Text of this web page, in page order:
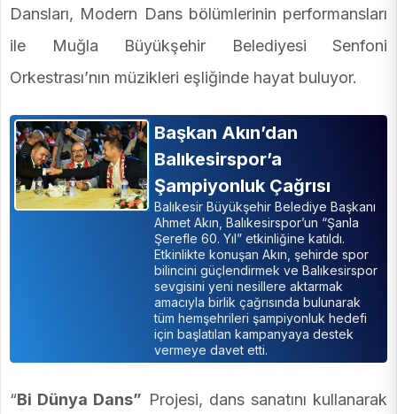
Dansları, Modern Dans bölümlerinin performansları
ile Muğla Büyükşehir Belediyesi Senfoni
Orkestrası’nın müzikleri eşliğinde hayat buluyor.
Başkan Akın’dan
Balıkesirspor’a
Şampiyonluk Çağrısı
Balıkesir Büyükşehir Belediye Başkanı
Ahmet Akın, Balıkesirspor’un “Şanla
Şerefle 60. Yıl” etkinliğine katıldı.
Etkinlikte konuşan Akın, şehirde spor
bilincini güçlendirmek ve Balıkesirspor
sevgisini yeni nesillere aktarmak
amacıyla birlik çağrısında bulunarak
tüm hemşehrileri şampiyonluk hedefi
için başlatılan kampanyaya destek
vermeye davet etti.
“Bi Dünya Dans” Projesi, dans sanatını kullanarak